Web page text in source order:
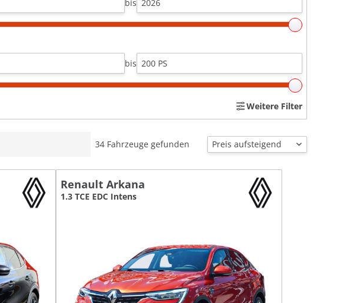
bis
bis
Weitere Filter
34 Fahrzeuge gefunden
Renault Arkana
1.3 TCE EDC Intens